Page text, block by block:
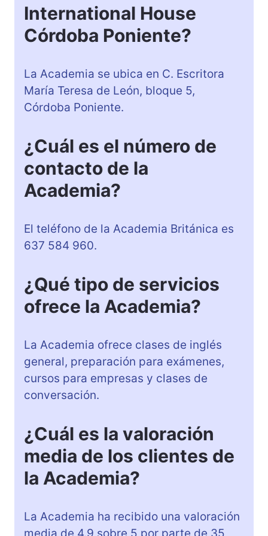
International House
Córdoba Poniente?
La Academia se ubica en C. Escritora
María Teresa de León, bloque 5,
Córdoba Poniente.
¿Cuál es el número de
contacto de la
Academia?
El teléfono de la Academia Británica es
637 584 960.
¿Qué tipo de servicios
ofrece la Academia?
La Academia ofrece clases de inglés
general, preparación para exámenes,
cursos para empresas y clases de
conversación.
¿Cuál es la valoración
media de los clientes de
la Academia?
La Academia ha recibido una valoración